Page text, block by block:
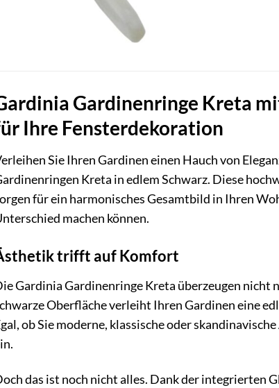
Gardinenringe Kreta
Ihre Fensterdekoration
Sie Ihren Gardinen einen Hauch von
Kreta in edlem Schwarz. Diese
für ein harmonisches Gesamtbild in Ihren
machen können.
trifft auf Komfort
Gardinia Gardinenringe Kreta überzeugen
Oberfläche verleiht Ihren Gardinen eine
ob Sie moderne, klassische oder
das ist noch nicht alles. Dank der integrierten